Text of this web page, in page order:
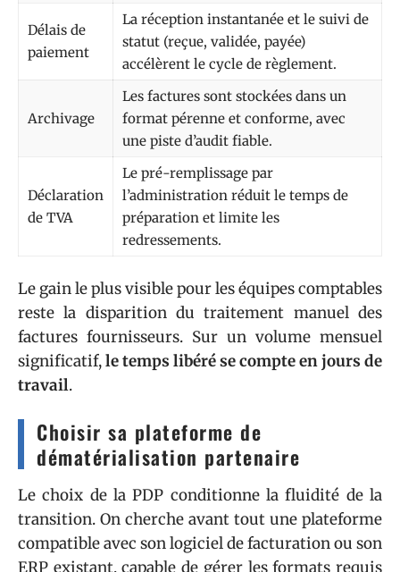
Délais de
paiement
La réception instantanée et le suivi de
statut (reçue, validée, payée)
accélèrent le cycle de règlement.
Archivage
Les factures sont stockées dans un
format pérenne et conforme, avec
une piste d’audit fiable.
Déclaration
de TVA
Le pré-remplissage par
l’administration réduit le temps de
préparation et limite les
redressements.
Le gain le plus visible pour les équipes comptables
reste la disparition du traitement manuel des
factures fournisseurs. Sur un volume mensuel
significatif,le temps libéré se compte en jours de
travail.
Choisir sa plateforme de
dématérialisation partenaire
Le choix de la PDP conditionne la fluidité de la
transition. On cherche avant tout une plateforme
compatible avec son logiciel de facturation ou son
ERP existant, capable de gérer les formats requis